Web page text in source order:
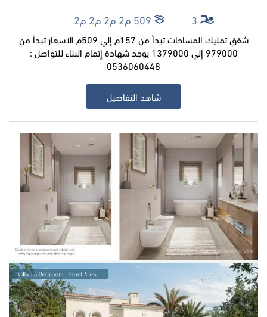
3 509 م2 م2 م2 م2
شقق تمليك المساحات تبدأ من 157م إلي 509م الاسعار تبدأ من
979000 إلي 1379000 يوجد شهادة إتمام البناء للتواصل :
0536060448
شاهد التفاصيل